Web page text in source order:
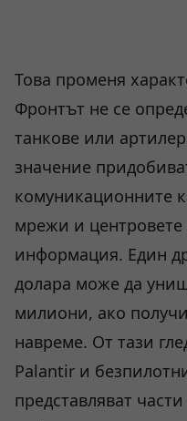
Това променя
Фронтът не се
танкове или
значение
комуникационните
мрежи и центровете
информация. Един
долара може да
милиони, ако
навреме. От тази
Palantir и
представляват